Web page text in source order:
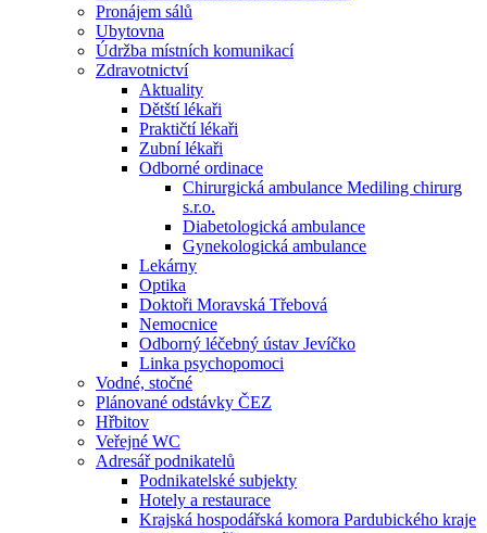
Pronájem sálů
Ubytovna
Údržba místních komunikací
Zdravotnictví
Aktuality
Dětští lékaři
Praktičtí lékaři
Zubní lékaři
Odborné ordinace
Chirurgická ambulance Mediling chirurg
s.r.o.
Diabetologická ambulance
Gynekologická ambulance
Lekárny
Optika
Doktoři Moravská Třebová
Nemocnice
Odborný léčebný ústav Jevíčko
Linka psychopomoci
Vodné, stočné
Plánované odstávky ČEZ
Hřbitov
Veřejné WC
Adresář podnikatelů
Podnikatelské subjekty
Hotely a restaurace
Krajská hospodářská komora Pardubického kraje